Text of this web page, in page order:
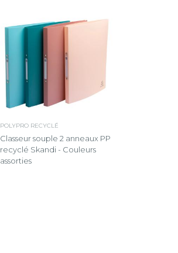
POLYPRO RECYCLÉ
Classeur souple 2 anneaux PP
recyclé Skandi - Couleurs
assorties